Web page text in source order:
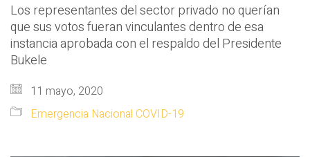
Los representantes del sector privado no querían
que sus votos fueran vinculantes dentro de esa
instancia aprobada con el respaldo del Presidente
Bukele
11 mayo, 2020
Emergencia Nacional COVID-19